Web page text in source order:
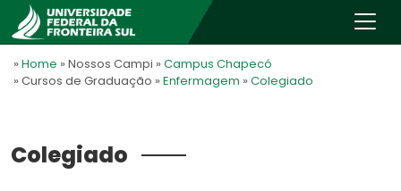
» Home » Nossos Campi » Campus Chapecó
» Cursos de Graduação » Enfermagem » Colegiado
Colegiado